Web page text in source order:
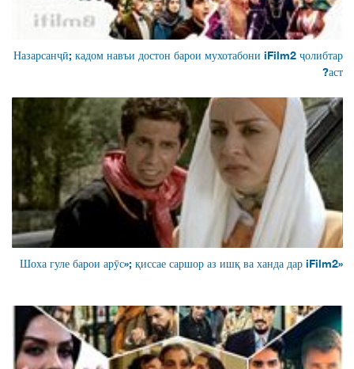
«Шоха гуле барои арӯс»; қиссае саршор аз ишқ ва ханда дар iFilm2
Назарсанҷӣ; кадом навъи достон барои мухотабони iFilm2 ҷолибтар
аст?